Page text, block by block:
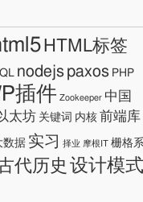
HTML标签
nodejs paxos PHP
插件 Zookeeper 中国
太坊 关键词 内核 前端库
数据 实习 择业 摩根IT 栅格
代历史 设计模